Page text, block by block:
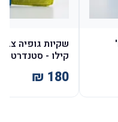
קילו - סטנדרט